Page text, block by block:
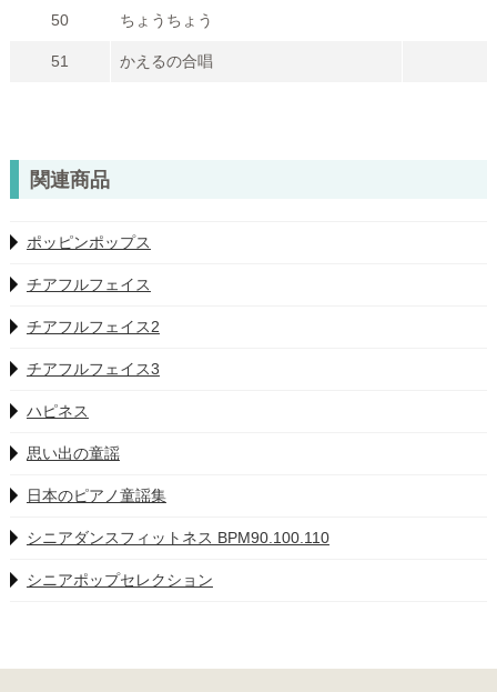
50 ちょうちょう
51 かえるの合唱
関連商品
ポッピンポップス
チアフルフェイス
チアフルフェイス2
チアフルフェイス3
ハピネス
思い出の童謡
日本のピアノ童謡集
シニアダンスフィットネス BPM90.100.110
シニアポップセレクション